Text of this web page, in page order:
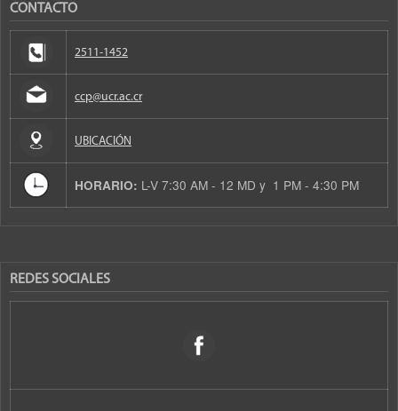
CONTACTO
2511-1452
ccp@ucr.ac.cr
UBICACIÓN
HORARIO: L-V 7:30 AM - 12 MD y 1 PM - 4:30 PM
REDES SOCIALES